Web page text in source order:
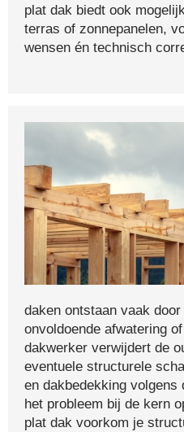
plat dak biedt ook
terras of zonnepanelen,
wensen én technisch
daken ontstaan vaak
onvoldoende afwatering
dakwerker verwijdert de
eventuele structurele
en dakbedekking volgens
het probleem bij de kern
plat dak voorkom je